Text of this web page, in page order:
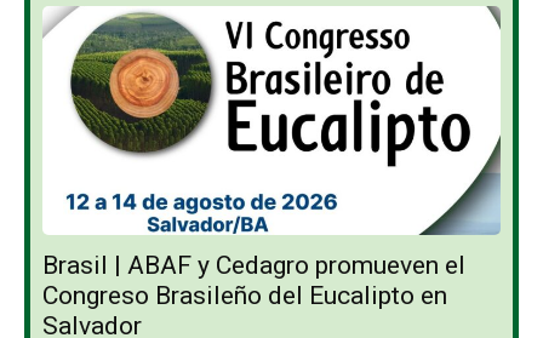
Brasil | ABAF y Cedagro promueven el
Congreso Brasileño del Eucalipto en
Salvador